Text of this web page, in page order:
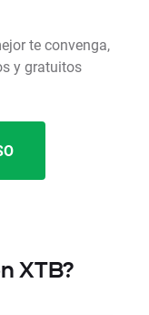
te convenga,
y gratuitos
XTB?